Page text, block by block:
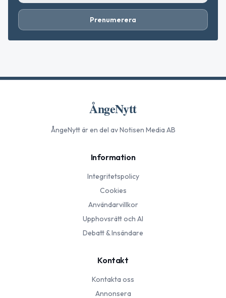
Prenumerera
ÅngeNytt
ÅngeNyttär en del av Notisen Media AB
Information
Integritetspolicy
Cookies
Användarvillkor
Upphovsrätt och AI
Debatt & Insändare
Kontakt
Kontakta oss
Annonsera